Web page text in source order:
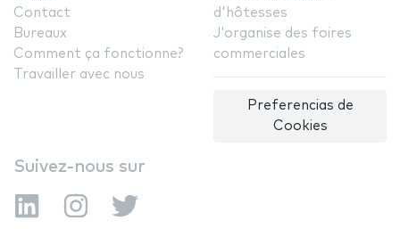
Contact
Bureaux
Comment ça fonctionne?
Travailler avec nous
d'hôtesses
J'organise des foires
commerciales
Preferencias de
Cookies
Suivez-nous sur